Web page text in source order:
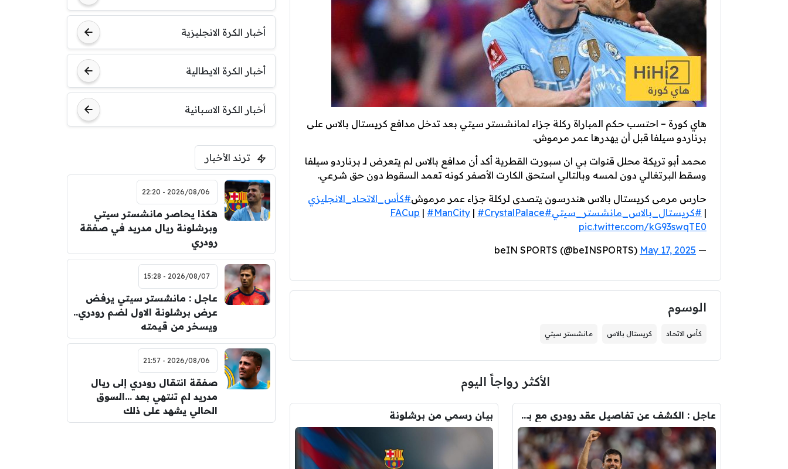
هاي كورة – احتسب حكم المباراة ركلة جزاء لمانشستر سيتي بعد تدخل مدافع كريستال بالاس على
برناردو سيلفا قبل أن يهدرها عمر مرموش.
محمد أبو تريكة محلل قنوات بي ان سبورت القطرية أكد أن مدافع بالاس لم يتعرض لـ برناردو سيلفا
وسقط البرتغالي دون لمسه وبالتالي استحق الكارت الأصفر كونه تعمد السقوط دون حق شرعي.
حارس مرمى كريستال بالاس هندرسون يتصدى لركلة جزاء عمر مرموش#كأس_الاتحاد_الانجليزي
| #كريستال_بالاس_مانشستر_سيتي#FACup
| #ManCity | #CrystalPalace
pic.twitter.com/kG93swqTE0
— beIN SPORTS (@beINSPORTS)
May 17, 2025
الوسوم
كأس الاتحاد كريستال بالاس مانشستر سيتي
الأكثر رواجاً اليوم
عاجل : الكشف عن تفاصيل عقد رودري مع برشلونة.. قيمة الصفقة والراتب بيان رسمي من برشلونة
أخبار الكرة الانجليزية
أخبار الكرة الايطالية
أخبار الكرة الاسبانية
ترند الأخبار
2026/08/06 - 22:20
هكذا يحاصر مانشستر سيتي
وبرشلونة ريال مدريد في صفقة
رودري
2026/08/07 - 15:28
عاجل : مانشستر سيتي يرفض
عرض برشلونة الاول لضم رودري..
ويسخر من قيمته
2026/08/06 - 21:57
صفقة انتقال رودري إلى ريال
مدريد لم تنتهي بعد …السوق
الحالي يشهد على ذلك